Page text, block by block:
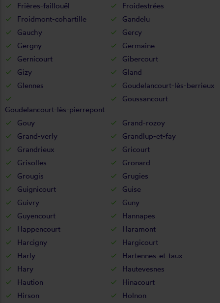
Frières-faillouël
Froidestrées
Froidmont-cohartille
Gandelu
Gauchy
Gercy
Gergny
Germaine
Gernicourt
Gibercourt
Gizy
Gland
Glennes
Goudelancourt-lès-berrieux
Goudelancourt-lès-pierrepont
Goussancourt
Gouy
Grand-rozoy
Grand-verly
Grandlup-et-fay
Grandrieux
Gricourt
Grisolles
Gronard
Grougis
Grugies
Guignicourt
Guise
Guivry
Guny
Guyencourt
Hannapes
Happencourt
Haramont
Harcigny
Hargicourt
Harly
Hartennes-et-taux
Hary
Hautevesnes
Haution
Hinacourt
Hirson
Holnon